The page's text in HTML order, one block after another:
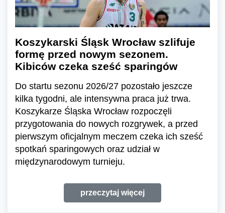
Koszykarski Śląsk Wrocław szlifuje
formę przed nowym sezonem.
Kibiców czeka sześć sparingów
Do startu sezonu 2026/27 pozostało jeszcze
kilka tygodni, ale intensywna praca już trwa.
Koszykarze Śląska Wrocław rozpoczęli
przygotowania do nowych rozgrywek, a przed
pierwszym oficjalnym meczem czeka ich sześć
spotkań sparingowych oraz udział w
międzynarodowym turnieju.
przeczytaj więcej